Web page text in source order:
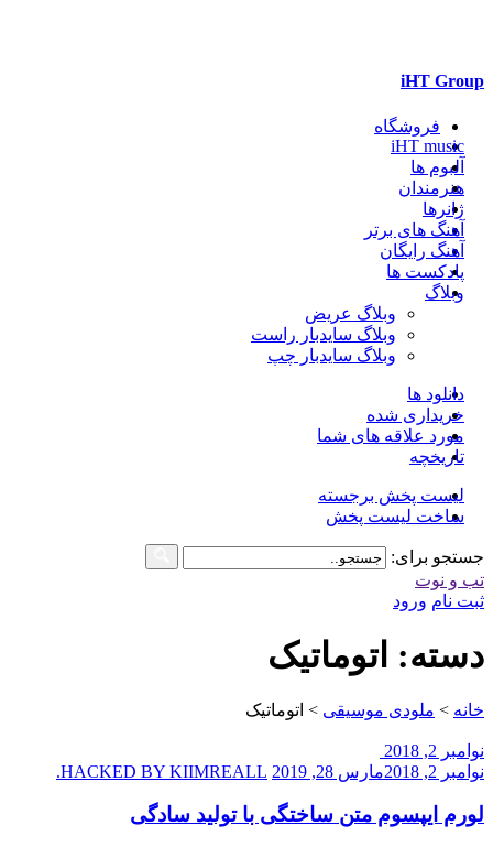
iHT Group
فروشگاه
iHT music
آلبوم ها
هنرمندان
ژانرها
آهنگ های برتر
آهنگ رایگان
پادکست ها
وبلاگ
وبلاگ عریض
وبلاگ سایدبار راست
وبلاگ سایدبار چپ
دانلود ها
خریداری شده
مورد علاقه های شما
تاریخچه
لیست پخش برجسته
ساخت لیست پخش
جستجو برای:
تب و نوت
ثبت نام ورود
دسته: اتوماتیک
خانه > ملودی موسیقی > اتوماتیک
نوامبر 2, 2018
نوامبر 2, 2018
مارس 28, 2019 HACKED BY KIIMREALL.
لورم ایپسوم متن ساختگی با تولید سادگی